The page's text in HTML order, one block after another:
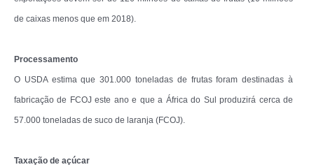
de caixas menos que em 2018).
Processamento
O USDA estima que 301.000 toneladas de frutas foram destinadas à
fabricação de FCOJ este ano e que a África do Sul produzirá cerca de
57.000 toneladas de suco de laranja (FCOJ).
Taxação de açúcar